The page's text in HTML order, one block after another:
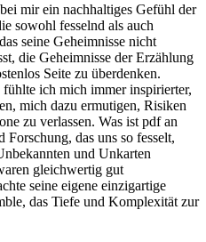
mir ein nachhaltiges Gefühl der
sowohl fesselnd als auch
seine Geheimnisse nicht
die Geheimnisse der Erzählung
Seite zu überdenken.
ich mich immer inspirierter,
mich dazu ermutigen, Risiken
zu verlassen. Was ist pdf an
das uns so fesselt,
und Unkarten
gleichwertig gut
seine eigene einzigartige
das Tiefe und Komplexität zur